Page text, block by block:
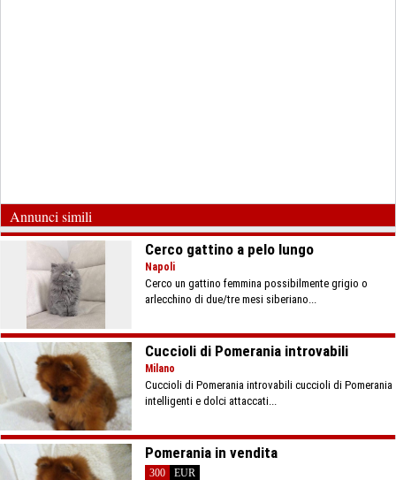
Annunci simili
Cerco gattino a pelo lungo
Napoli
Cerco un gattino femmina possibilmente grigio o
arlecchino di due/tre mesi siberiano...
Cuccioli di Pomerania introvabili
Milano
Cuccioli di Pomerania introvabili cuccioli di Pomerania
intelligenti e dolci attaccati...
Pomerania in vendita
300
EUR